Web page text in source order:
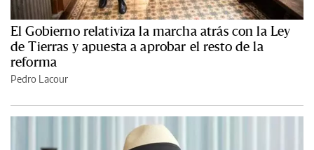
El Gobierno relativiza la marcha atrás con la Ley
de Tierras y apuesta a aprobar el resto de la
reforma
Pedro Lacour